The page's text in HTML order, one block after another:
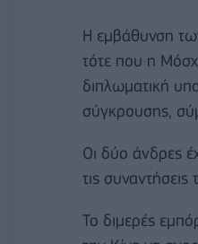
Η εμβάθυνση
τότε που η
διπλωματική
σύγκρουσης,
Οι δύο άνδρες
τις συναντήσεις
Το διμερές